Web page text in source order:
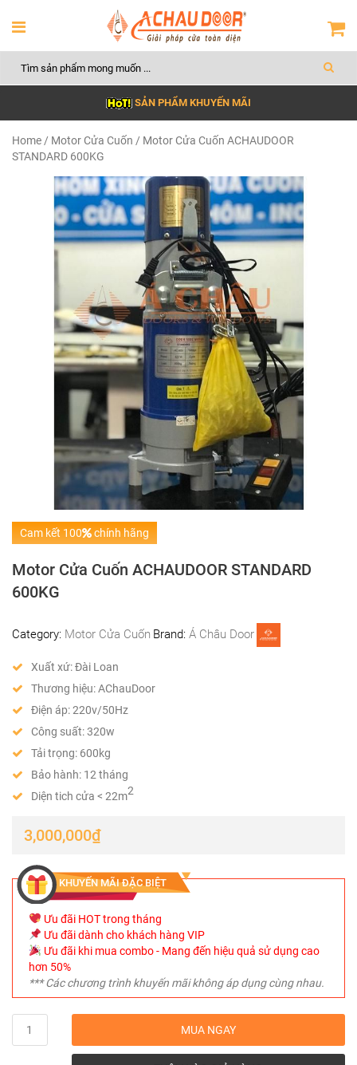
SẢN PHẨM KHUYẾN MÃI
Home / Motor Cửa Cuốn / Motor Cửa Cuốn ACHAUDOOR
STANDARD 600KG
Cam kết 100 chính hãng
Motor Cửa Cuốn ACHAUDOOR STANDARD
600KG
Category: Motor Cửa Cuốn Brand: Á Châu Door
Xuất xứ: Đài Loan
Thương hiệu: AChauDoor
Điện áp: 220v/50Hz
Công suất: 320w
Tải trọng: 600kg
Bảo hành: 12 tháng
Diện tich cửa < 22m2
3,000,000₫
KHUYẾN MÃI ĐẶC BIỆT
Ưu đãi HOT trong tháng
Ưu đãi dành cho khách hàng VIP
Ưu đãi khi mua combo - Mang đến hiệu quả sử dụng cao
hơn 50%
*** Các chương trình khuyến mãi không áp dụng cùng nhau.
Quantity
MUA NGAY